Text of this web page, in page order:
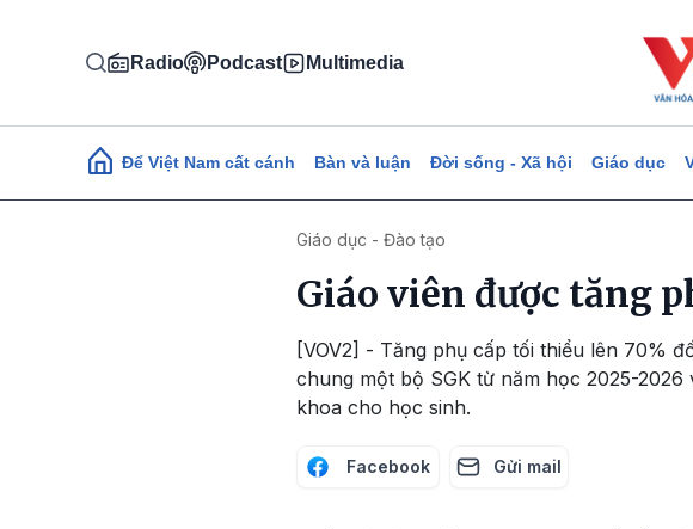
Radio Podcast Multimedia
Main navigation
Để Việt Nam cất cánh Bàn và luận Đời sống - Xã hội Giáo dục
Giáo dục - Đào tạo
Giáo viên được tăng
[VOV2] - Tăng phụ cấp tối thiểu lên 70%
chung một bộ SGK từ năm học 2025-
khoa cho học sinh.
Facebook Gửi mail